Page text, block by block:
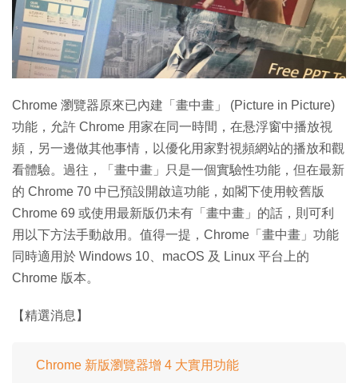
Chrome 瀏覽器原來已內建「畫中畫」 (Picture in Picture)
功能，允許 Chrome 用家在同一時間，在悬浮窗中播放視
頻，另一邊做其他事情，以優化用家對視頻網站的播放和觀
看體驗。過往，「畫中畫」只是一個實驗性功能，但在最新
的 Chrome 70 中已預設開啟這功能，如閣下使用較舊版
Chrome 69 或使用最新版仍未有「畫中畫」的話，則可利
用以下方法手動啟用。值得一提，Chrome「畫中畫」功能
同時適用於 Windows 10、macOS 及 Linux 平台上的
Chrome 版本。
【精選消息】
Chrome 新版瀏覽器增 4 大實用功能